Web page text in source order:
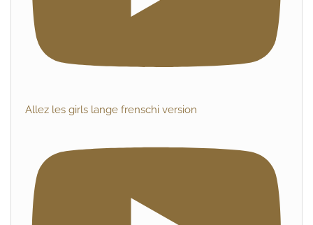
Allez les girls lange frenschi version